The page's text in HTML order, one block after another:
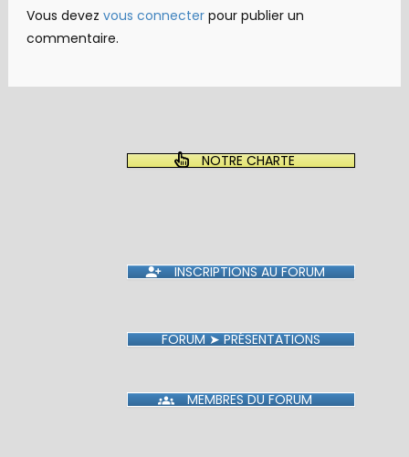
Vous devez vous connecterpour publier un
commentaire.
NOTRE CHARTE
INSCRIPTIONS AU FORUM
FORUM ➤ PRÉSENTATIONS
MEMBRES DU FORUM